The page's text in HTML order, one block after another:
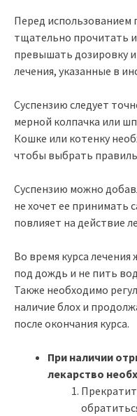
Перед использованием
тщательно прочитать
превышать дозировку
лечения, указанные в
Суспензию следует
мерной колпачка или
Кошке или котенку
чтобы выбрать
Суспензию можно
не хочет ее принимать
повлияет на действие
Во время курса
под дождь и не пить
Также необходимо
наличие блох и
после окончания курса.
При наличии
лекарство